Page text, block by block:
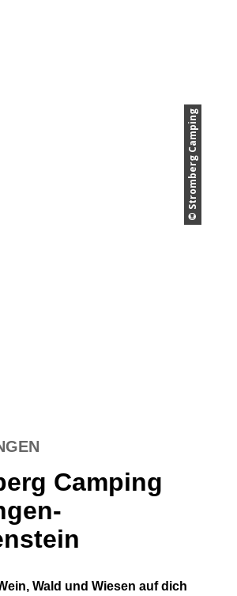
© Stromberg Camping
Camping
Wald und Wiesen auf dich